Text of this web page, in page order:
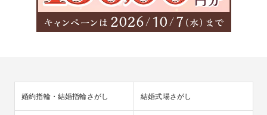
婚約指輪・結婚指輪さがし 結婚式場さがし